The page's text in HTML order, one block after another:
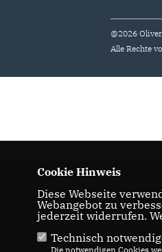
@2026
Alle Rechte
Cookie Hinweis
Diese Webseite
Webangebot zu
jederzeit widerrufen.
Technisch
Die notwendigen Cookies